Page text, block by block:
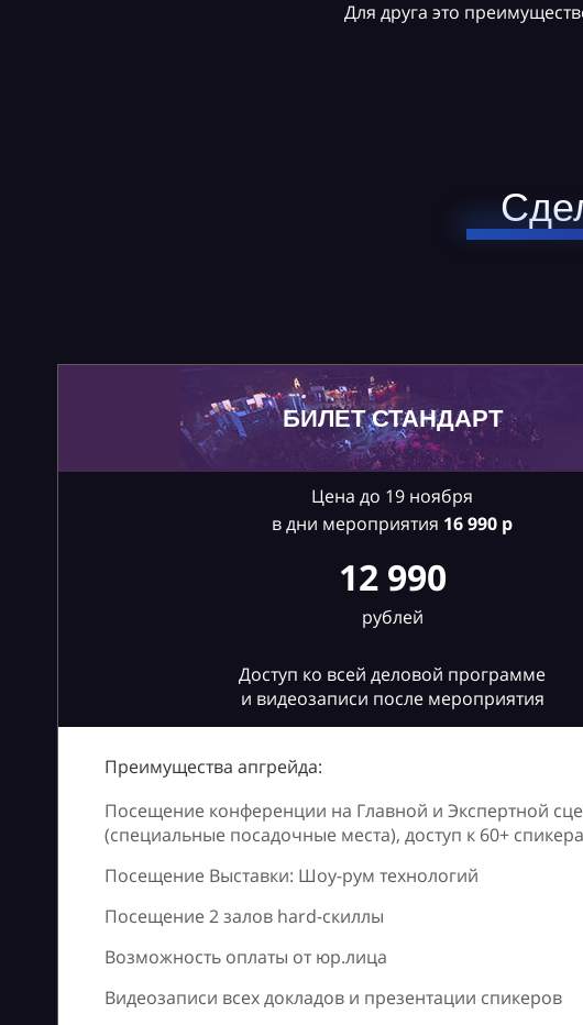
Для друга это
БИЛЕТ СТАНДАРТ
Цена до 19 ноября
в дни мероприятия 16990 р
12 990
рублей
Доступ ко всей деловой программе
и видеозаписи после мероприятия
Преимущества апгрейда:
Посещение конференции на Главной и Экспертной
(специальные посадочные места), доступ к 60+
Посещение Выставки: Шоу-рум технологий
Посещение 2 залов hard-скиллы
Возможность оплаты от юр.лица
Видеозаписи всех докладов и презентации спикеров